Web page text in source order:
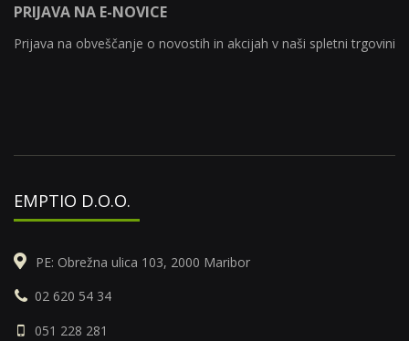
PRIJAVA NA E-NOVICE
Prijava na obveščanje o novostih in akcijah v naši spletni trgovini
EMPTIO D.O.O.
PE: Obrežna ulica 103, 2000 Maribor
02 620 54 34
051 228 281